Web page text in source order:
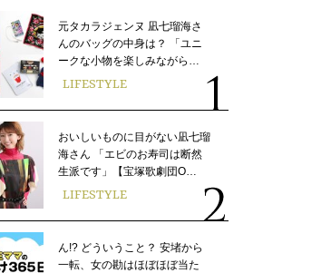
元タカラジェンヌ 凪七瑠海さ
んのバッグの中身は？ 「ユニ
ークな小物を楽しみながら…
LIFESTYLE
おいしいものに目がない凪七瑠
海さん 「エビのお寿司は断然
生派です」【宝塚歌劇団O…
LIFESTYLE
ん!? どういうこと？ 安堵から
一転、女の勘はほぼほぼ当た